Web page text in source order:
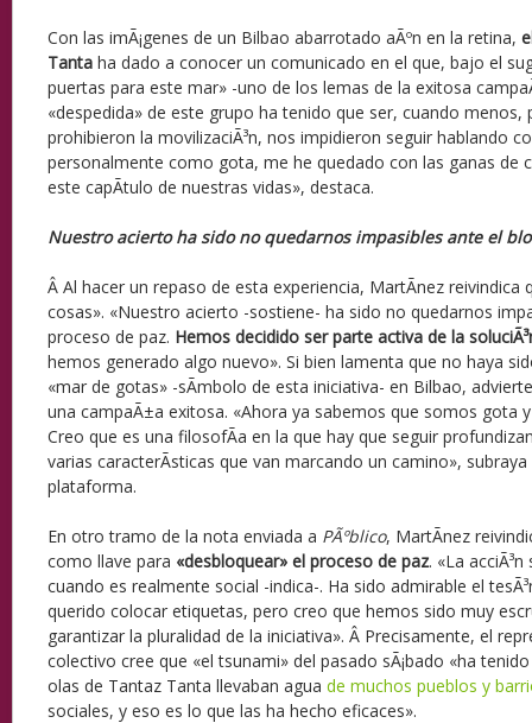
Con las imÃ¡genes de un Bilbao abarrotado aÃºn en la retina,
Tanta ha dado a conocer un comunicado en el que, bajo el
puertas para este mar» -uno de los lemas de la exitosa
«despedida» de este grupo ha tenido que ser, cuando menos,
prohibieron la movilizaciÃ³n, nos impidieron seguir hablando
personalmente como gota, me he quedado con las ganas de
este capÃ­tulo de nuestras vidas», destaca.
Nuestro acierto ha sido no quedarnos impasibles ante el
Â Al hacer un repaso de esta experiencia, MartÃ­nez reivindica
cosas». «Nuestro acierto -sostiene- ha sido no quedarnos
proceso de paz. Hemos decidido ser parte activa de la
hemos generado algo nuevo». Si bien lamenta que no haya
«mar de gotas» -sÃ­mbolo de esta iniciativa- en Bilbao,
una campaÃ±a exitosa. «Ahora ya sabemos que somos gota
Creo que es una filosofÃ­a en la que hay que seguir
varias caracterÃ­sticas que van marcando un camino»,
plataforma.
En otro tramo de la nota enviada a PÃºblico, MartÃ­nez
como llave para «desbloquear» el proceso de paz. «La
cuando es realmente social -indica-. Ha sido admirable el
querido colocar etiquetas, pero creo que hemos sido muy
garantizar la pluralidad de la iniciativa». Â Precisamente, el
colectivo cree que «el tsunami» del pasado sÃ¡bado «ha
olas de Tantaz Tanta llevaban agua de muchos pueblos y
sociales, y eso es lo que las ha hecho eficaces».